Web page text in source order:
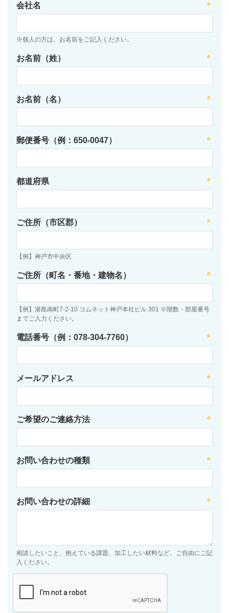
会社名
※個人の方は、お名前をご記入ください。
お名前（姓）
お名前（名）
郵便番号（例：650-0047）
都道府県
ご住所（市区郡）
【例】神戸市中央区
ご住所（町名・番地・建物名）
【例】港島南町7-2-10 コムネット神戸本社ビル 301 ※階数・部屋番号
までご入力ください。
電話番号（例：078-304-7760）
メールアドレス
ご希望のご連絡方法
お問い合わせの種類
お問い合わせの詳細
相談したいこと、抱えている課題、加工したい材料など、ご自由にご記
入ください。